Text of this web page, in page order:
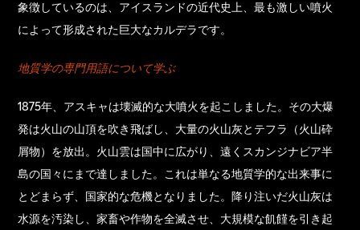
象徴しているのは、アイスランドの近代史上、最も激しい噴火
によって形成された巨大なカルデラです。
地質学の専門用語について学ぶ
1875年、アスキャは壊滅的な大噴火を起こしました。その大爆
発は火山の山頂を吹き飛ばし、大量の火山灰とテフラ（火山砕
屑物）を放出。火山雲は国中に広がり、遠くスカンジナビア半
島の国々にまで達しました。これは単なる地質学的な出来事に
とどまらず、国家的な危機となりました。降り注いだ火山灰は
水源を汚染し、家畜や作物を全滅させ、大規模な飢饉を引き起